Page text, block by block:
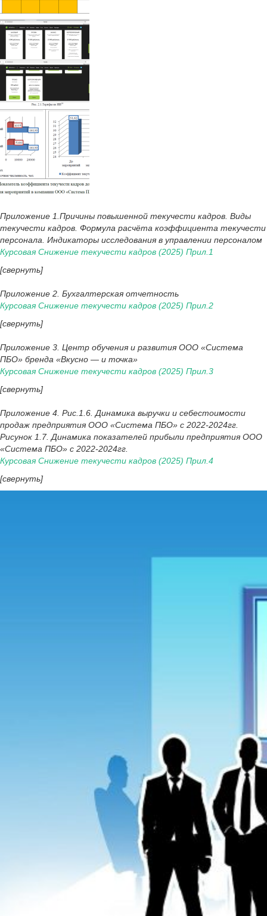
Приложение 1.Причины повышенной текучести кадров. Виды
текучести кадров. Формула расчёта коэффициента текучести
персонала. Индикаторы исследования в управлении персоналом
Курсовая Снижение текучести кадров (2025) Прил.1
[свернуть]
Приложение 2. Бухгалтерская отчетность
Курсовая Снижение текучести кадров (2025) Прил.2
[свернуть]
Приложение 3. Центр обучения и развития ООО «Система
ПБО» бренда «Вкусно — и точка»
Курсовая Снижение текучести кадров (2025) Прил.3
[свернуть]
Приложение 4. Рис.1.6. Динамика выручки и себестоимости
продаж предприятия ООО «Система ПБО» с 2022-2024гг.
Рисунок 1.7. Динамика показателей прибыли предприятия ООО
«Система ПБО» с 2022-2024гг.
Курсовая Снижение текучести кадров (2025) Прил.4
[свернуть]